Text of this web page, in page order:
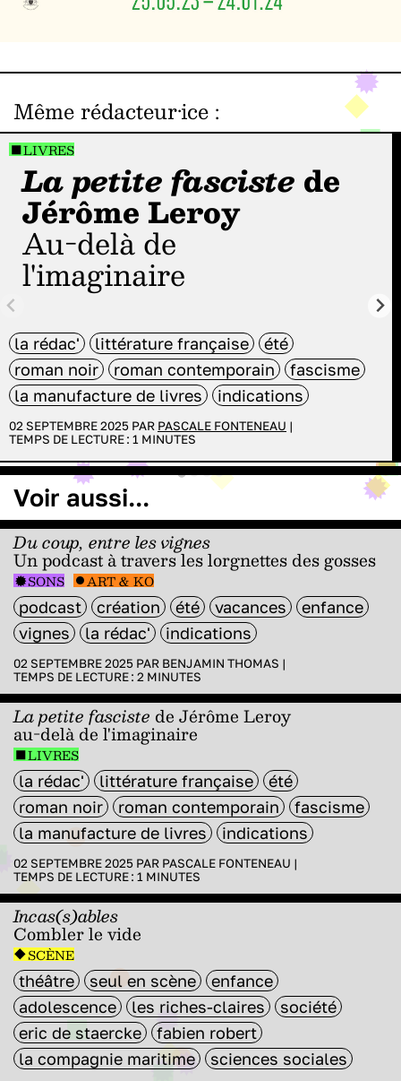
Même rédacteur·ice :
LIVRES
La petite fasciste de
Jérôme Leroy
au-delà de
l'imaginaire
la rédac' littérature française
été
roman noir
roman contemporain
fascisme
la manufacture de livres
indications
02 SEPTEMBRE 2025 PAR PASCALE FONTENEAU |
TEMPS DE LECTURE : 1 MINUTES
Voir aussi...
Du coup, entre les vignes
Un podcast à travers les lorgnettes des gosses
SONS ART & KO
podcast création été vacances
enfance
vignes
la rédac' indications
02 SEPTEMBRE 2025 PAR BENJAMIN THOMAS |
TEMPS DE LECTURE : 2 MINUTES
La petite fasciste deJérôme Leroy
au-delà de l'imaginaire
LIVRES
la rédac' littérature française
été
roman noir
roman contemporain
fascisme
la manufacture de livres
indications
02 SEPTEMBRE 2025 PAR PASCALE FONTENEAU |
TEMPS DE LECTURE : 1 MINUTES
Incas(s)ables
Combler le vide
SCÈNE
théâtre seul en scène
enfance
adolescence
les riches-claires
société
eric de staercke
fabien robert
la compagnie maritime
sciences sociales